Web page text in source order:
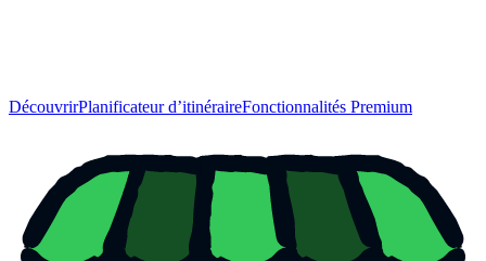
DécouvrirPlanificateur d’itinéraireFonctionnalités Premium